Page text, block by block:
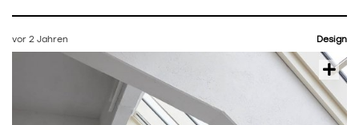
vor 2 Jahren Design